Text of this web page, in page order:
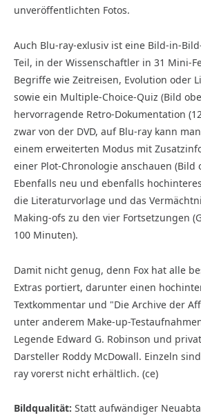
unveröffentlichten Fotos.
Auch Blu-ray-exlusiv ist eine Bild-in-
Teil, in der Wissenschaftler in 31 Mini-
Begriffe wie Zeitreisen, Evolution oder
sowie ein Multiple-Choice-Quiz (Bild
hervorragende Retro-Dokumentation
zwar von der DVD, auf Blu-ray kann
einem erweiterten Modus mit
einer Plot-Chronologie anschauen (Bild
Ebenfalls neu und ebenfalls
die Literaturvorlage und das
Making-ofs zu den vier Fortsetzungen
100 Minuten).
Damit nicht genug, denn Fox hat alle
Extras portiert, darunter einen
Textkommentar und "Die Archive der
unter anderem Make-up-
Legende Edward G. Robinson und
Darsteller Roddy McDowall. Einzeln
ray vorerst nicht erhältlich. (ce)
Bildqualität: Statt aufwändiger